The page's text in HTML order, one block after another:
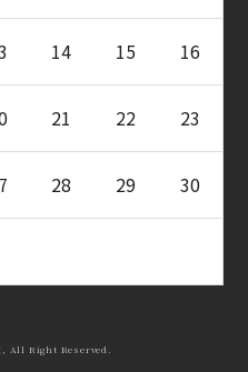
14 15 16
21 22 23
28 29 30
All Right Reserved.